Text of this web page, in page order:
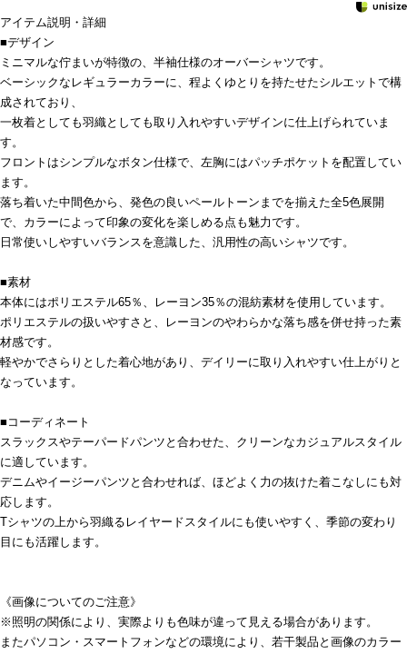
アイテム説明・詳細
■デザイン
ミニマルな佇まいが特徴の、半袖仕様のオーバーシャツです。
ベーシックなレギュラーカラーに、程よくゆとりを持たせたシルエットで構
成されており、
一枚着としても羽織としても取り入れやすいデザインに仕上げられていま
す。
フロントはシンプルなボタン仕様で、左胸にはパッチポケットを配置してい
ます。
落ち着いた中間色から、発色の良いペールトーンまでを揃えた全5色展開
で、カラーによって印象の変化を楽しめる点も魅力です。
日常使いしやすいバランスを意識した、汎用性の高いシャツです。
■素材
本体にはポリエステル65％、レーヨン35％の混紡素材を使用しています。
ポリエステルの扱いやすさと、レーヨンのやわらかな落ち感を併せ持った素
材感です。
軽やかでさらりとした着心地があり、デイリーに取り入れやすい仕上がりと
なっています。
■コーディネート
スラックスやテーパードパンツと合わせた、クリーンなカジュアルスタイル
に適しています。
デニムやイージーパンツと合わせれば、ほどよく力の抜けた着こなしにも対
応します。
Tシャツの上から羽織るレイヤードスタイルにも使いやすく、季節の変わり
目にも活躍します。
《画像についてのご注意》
※照明の関係により、実際よりも色味が違って見える場合があります。
またパソコン・スマートフォンなどの環境により、若干製品と画像のカラー